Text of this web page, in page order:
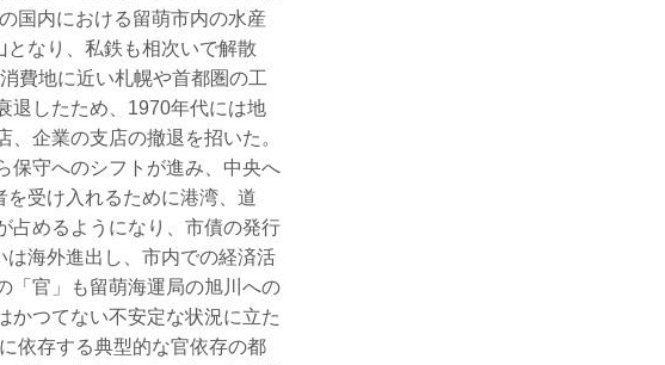
国内における留萌市内の水産
なり、私鉄も相次いで解散
費地に近い札幌や首都圏の工
退したため、1970年代には地
企業の支店の撤退を招いた。
保守へのシフトが進み、中央へ
受け入れるために港湾、道
占めるようになり、市債の発行
海外進出し、市内での経済活
「官」も留萌海運局の旭川への
かつてない不安定な状況に立た
依存する典型的な官依存の都